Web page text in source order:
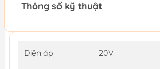
Thông số kỹ thuật
Điện áp 20V